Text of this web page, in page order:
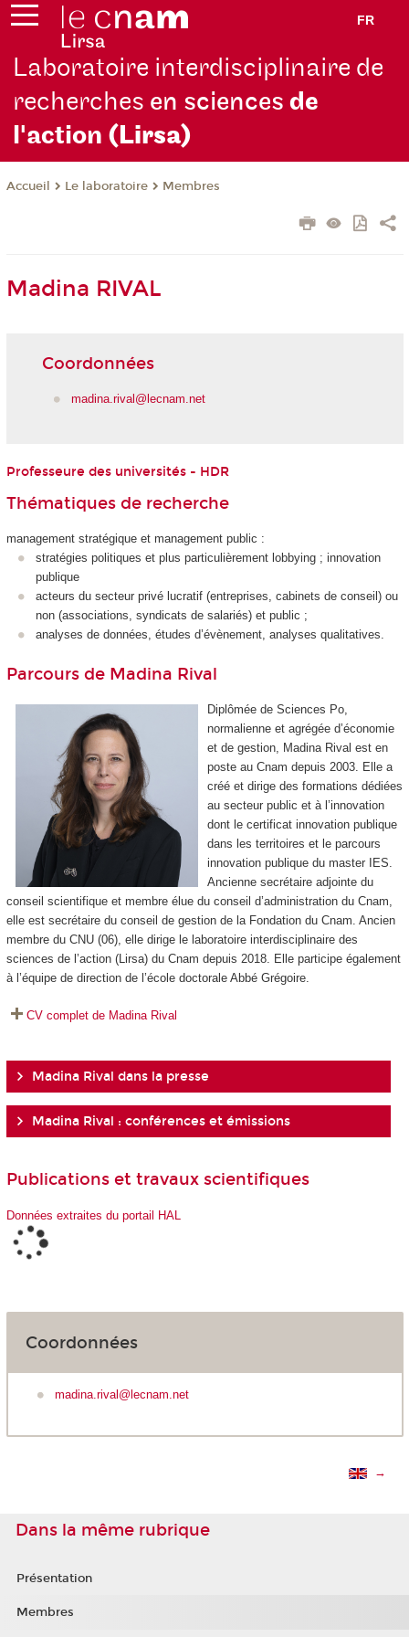
FR
Laboratoire interdisciplinaire de
recherches en sciencesde
l'action (Lirsa)
Accueil Le laboratoire Membres
Madina RIVAL
Coordonnées
madina.rival@lecnam.net
Professeure des universités - HDR
Thématiques de recherche
management stratégique et management public :
stratégies politiques et plus particulièrement lobbying ; innovation
publique
acteurs du secteur privé lucratif (entreprises, cabinets de conseil) ou
non (associations, syndicats de salariés) et public ;
analyses de données, études d’évènement, analyses qualitatives.
Parcours de Madina Rival
Diplômée de Sciences Po,
normalienne et agrégée d’économie
et de gestion, Madina Rival est en
poste au Cnam depuis 2003. Elle a
créé et dirige des formations dédiées
au secteur public et à l’innovation
dont le certificat innovation publique
dans les territoires et le parcours
innovation publique du master IES.
Ancienne secrétaire adjointe du
conseil scientifique et membre élue du conseil d’administration du Cnam,
elle est secrétaire du conseil de gestion de la Fondation du Cnam. Ancien
membre du CNU (06), elle dirige le laboratoire interdisciplinaire des
sciences de l’action (Lirsa) du Cnam depuis 2018. Elle participe également
à l’équipe de direction de l’école doctorale Abbé Grégoire.
CV complet de Madina Rival
Madina Rival dans la presse
Madina Rival : conférences et émissions
Publications et travaux scientifiques
Données extraites du portail HAL
Coordonnées
madina.rival@lecnam.net
→
Dans la même rubrique
Présentation
Membres